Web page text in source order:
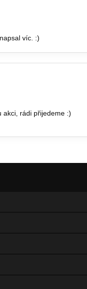
víc. :)
akci, rádi přijedeme :)